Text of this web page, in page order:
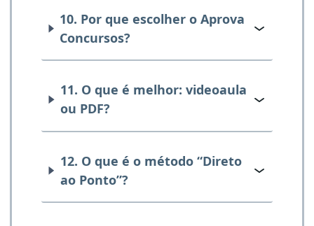
10. Por que escolher o Aprova
Concursos?
11. O que é melhor: videoaula
ou PDF?
12. O que é o método “Direto
ao Ponto”?